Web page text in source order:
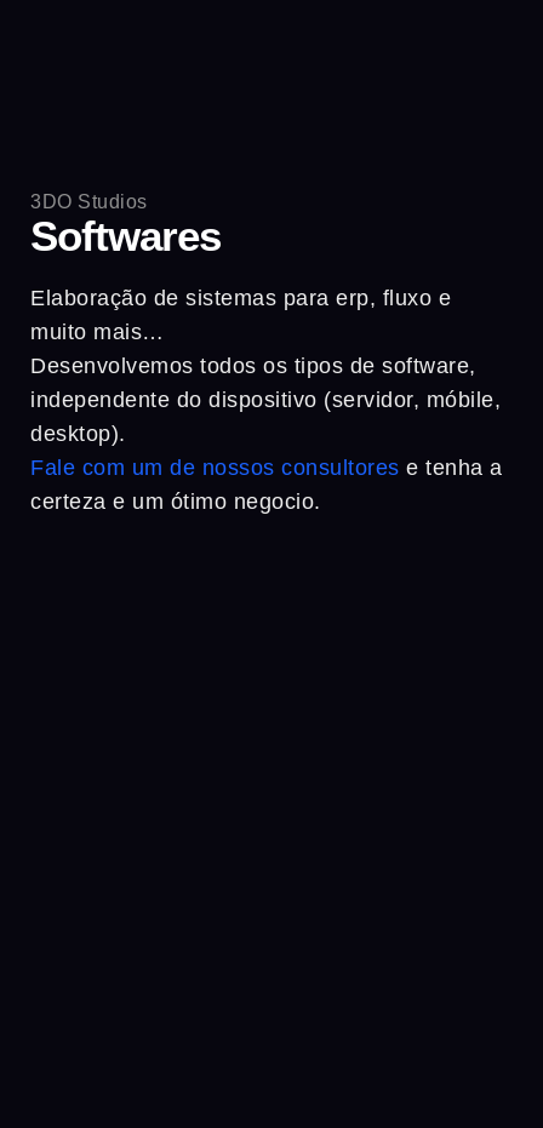
3DO Studios
Softwares
Elaboração de sistemas para erp, fluxo e
muito mais…
Desenvolvemos todos os tipos de software,
independente do dispositivo (servidor, móbile,
desktop).
Fale com um de nossos consultores e tenha a
certeza e um ótimo negocio.